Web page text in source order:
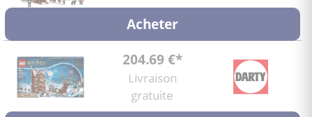
Acheter
204.69 €*
Livraison
gratuite